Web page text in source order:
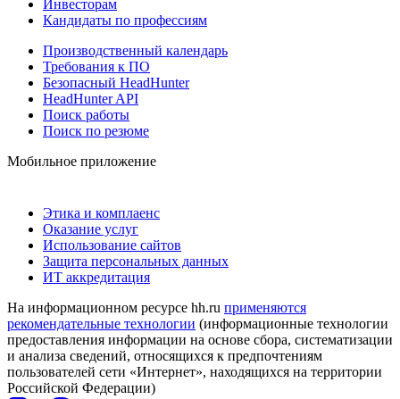
Инвесторам
Кандидаты по профессиям
Производственный календарь
Требования к ПО
Безопасный HeadHunter
HeadHunter API
Поиск работы
Поиск по резюме
Мобильное приложение
Этика и комплаенс
Оказание услуг
Использование сайтов
Защита персональных данных
ИТ аккредитация
На информационном ресурсе hh.ru применяются
рекомендательные технологии (информационные технологии
предоставления информации на основе сбора, систематизации
и анализа сведений, относящихся к предпочтениям
пользователей сети «Интернет», находящихся на территории
Российской Федерации)